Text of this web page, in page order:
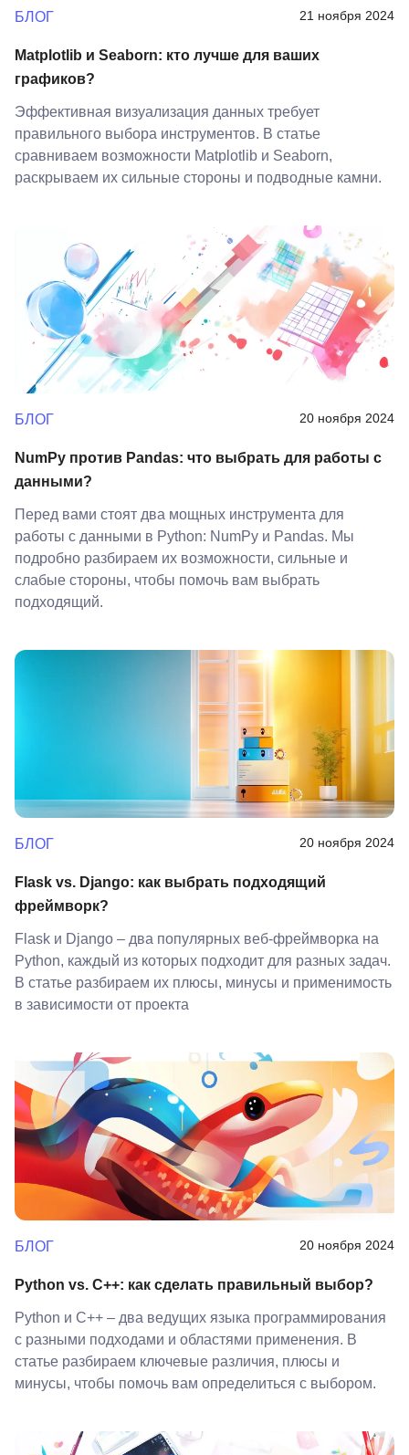
БЛОГ 21 ноября 2024
Matplotlib и Seaborn: кто лучше для ваших
графиков?
Эффективная визуализация данных требует
правильного выбора инструментов. В статье
сравниваем возможности Matplotlib и Seaborn,
раскрываем их сильные стороны и подводные камни.
БЛОГ 20 ноября 2024
NumPy против Pandas: что выбрать для работы с
данными?
Перед вами стоят два мощных инструмента для
работы с данными в Python: NumPy и Pandas. Мы
подробно разбираем их возможности, сильные и
слабые стороны, чтобы помочь вам выбрать
подходящий.
БЛОГ 20 ноября 2024
Flask vs. Django: как выбрать подходящий
фреймворк?
Flask и Django – два популярных веб-фреймворка на
Python, каждый из которых подходит для разных задач.
В статье разбираем их плюсы, минусы и применимость
в зависимости от проекта
БЛОГ 20 ноября 2024
Python vs. C++: как сделать правильный выбор?
Python и C++ – два ведущих языка программирования
с разными подходами и областями применения. В
статье разбираем ключевые различия, плюсы и
минусы, чтобы помочь вам определиться с выбором.